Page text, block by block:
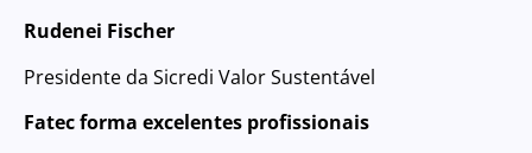
Rudenei Fischer
Presidente da Sicredi Valor Sustentável
Fatec forma excelentes profissionais